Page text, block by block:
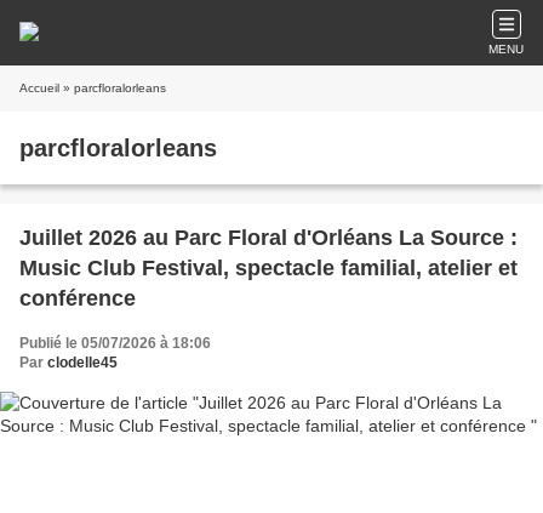
MENU
Accueil » parcfloralorleans
parcfloralorleans
Juillet 2026 au Parc Floral d'Orléans La Source :
Music Club Festival, spectacle familial, atelier et
conférence
Publié le 05/07/2026 à 18:06
Par clodelle45